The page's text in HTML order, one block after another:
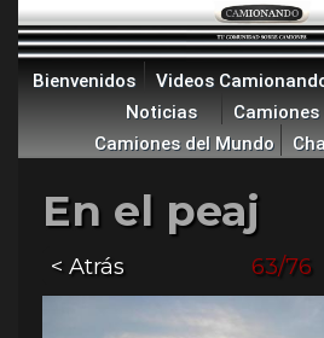
Bienvenidos Videos
Noticias
Camiones del Mundo
En el peaj
< Atrás 63/76